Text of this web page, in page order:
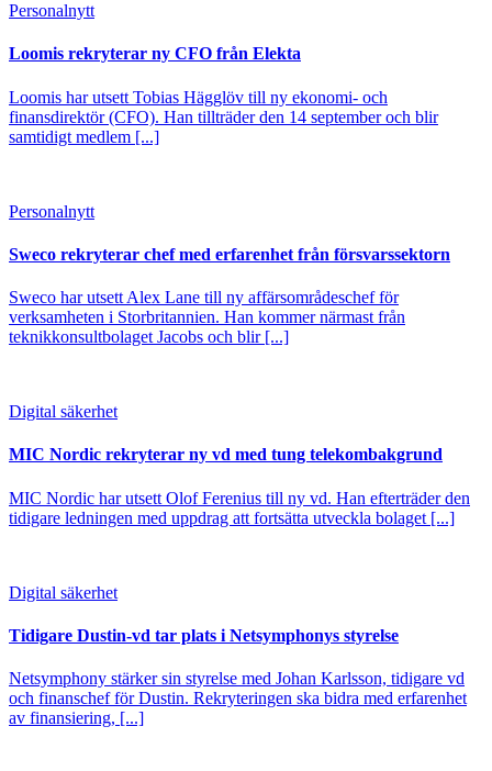
Personalnytt
Loomis rekryterar ny CFO från Elekta
Loomis har utsett Tobias Hägglöv till ny ekonomi- och
finansdirektör (CFO). Han tillträder den 14 september och blir
samtidigt medlem [...]
Personalnytt
Sweco rekryterar chef med erfarenhet från försvarssektorn
Sweco har utsett Alex Lane till ny affärsområdeschef för
verksamheten i Storbritannien. Han kommer närmast från
teknikkonsultbolaget Jacobs och blir [...]
Digital säkerhet
MIC Nordic rekryterar ny vd med tung telekombakgrund
MIC Nordic har utsett Olof Ferenius till ny vd. Han efterträder den
tidigare ledningen med uppdrag att fortsätta utveckla bolaget [...]
Digital säkerhet
Tidigare Dustin-vd tar plats i Netsymphonys styrelse
Netsymphony stärker sin styrelse med Johan Karlsson, tidigare vd
och finanschef för Dustin. Rekryteringen ska bidra med erfarenhet
av finansiering, [...]